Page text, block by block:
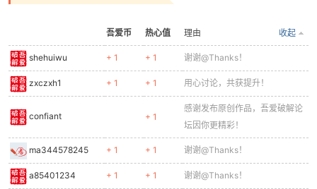
吾爱币 热心值 收起
理由
shehuiwu + 1 + 1 谢谢@Thanks！
zxczxh1 + 1 + 1 用心讨论，共获提升！
confiant + 1
感谢发布原创作品，吾爱破解论
坛因你更精彩！
ma344578245 + 1 + 1 谢谢@Thanks！
a85401234 + 1 + 1 谢谢@Thanks！